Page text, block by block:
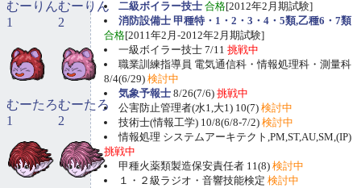
二級ボイラー技士 合格[2012年2月期試験]
消防設備士 甲種特・1・2・3・4・5類,乙種6・7類
合格[2011年2月-2012年2月期試験]
一級ボイラー技士 7/11 挑戦中
職業訓練指導員 電気通信科・情報処理科・測量科
8/4(6/29) 検討中
気象予報士 8/26(7/6) 挑戦中
公害防止管理者(水1,大1) 10(7) 検討中
技術士(情報工学) 10/8(6/8-7/2) 検討中
情報処理 システムアーキテクト,PM,ST,AU,SM,(IP)
挑戦中
甲種火薬類製造保安責任者 11(8) 検討中
１・２級ラジオ・音響技能検定 検討中
むーりん
1
むーりん
2
むーたろ
1
むーたろ
2